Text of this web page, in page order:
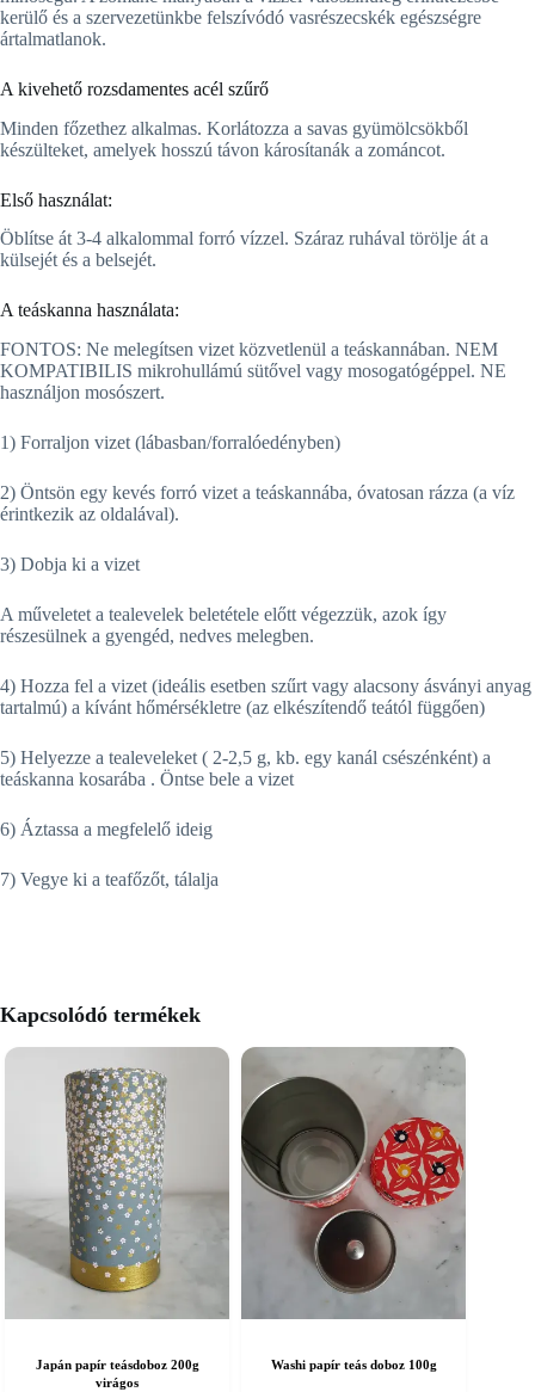
kerülő és a szervezetünkbe felszívódó vasrészecskék egészségre
ártalmatlanok.
A kivehető rozsdamentes acél szűrő
Minden főzethez alkalmas. Korlátozza a savas gyümölcsökből
készülteket, amelyek hosszú távon károsítanák a zománcot.
Első használat:
Öblítse át 3-4 alkalommal forró vízzel. Száraz ruhával törölje át a
külsejét és a belsejét.
A teáskanna használata:
FONTOS: Ne melegítsen vizet közvetlenül a teáskannában. NEM
KOMPATIBILIS mikrohullámú sütővel vagy mosogatógéppel. NE
használjon mosószert.
1) Forraljon vizet (lábasban/forralóedényben)
2) Öntsön egy kevés forró vizet a teáskannába, óvatosan rázza (a víz
érintkezik az oldalával).
3) Dobja ki a vizet
A műveletet a tealevelek beletétele előtt végezzük, azok így
részesülnek a gyengéd, nedves melegben.
4) Hozza fel a vizet (ideális esetben szűrt vagy alacsony ásványi anyag
tartalmú) a kívánt hőmérsékletre (az elkészítendő teától függően)
5) Helyezze a tealeveleket ( 2-2,5 g, kb. egy kanál csészénként) a
teáskanna kosarába . Öntse bele a vizet
6) Áztassa a megfelelő ideig
7) Vegye ki a teafőzőt, tálalja
Kapcsolódó termékek
Japán papír teásdoboz 200g
virágos
Washi papír teás doboz 100g